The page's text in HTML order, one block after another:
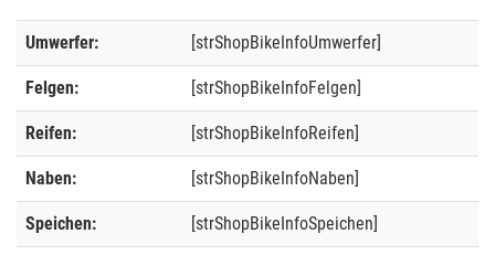
Umwerfer: [strShopBikeInfoUmwerfer]
Felgen: [strShopBikeInfoFelgen]
Reifen: [strShopBikeInfoReifen]
Naben: [strShopBikeInfoNaben]
Speichen: [strShopBikeInfoSpeichen]